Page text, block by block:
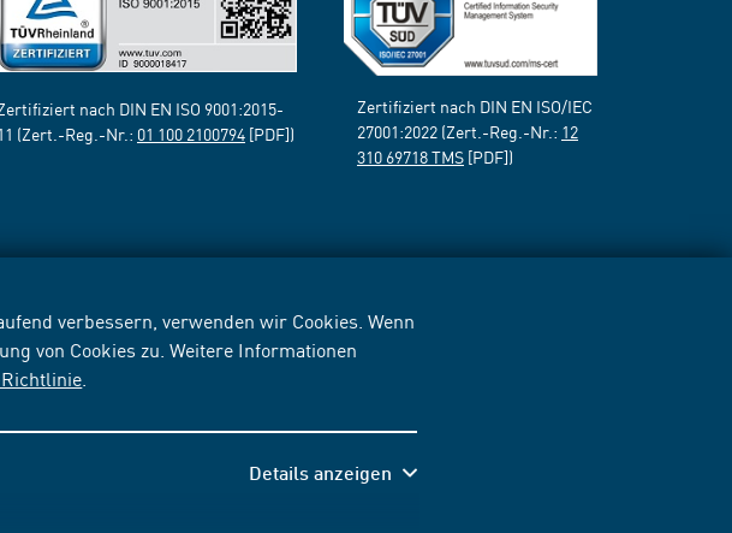
verbessern, verwenden wir Cookies. Wenn
von Cookies zu. Weitere Informationen
Details anzeigen
nach DIN EN ISO 9001:2015-
(Zert.-Reg.-Nr.: 01 100 2100794 [PDF])
Zertifiziert nach DIN EN ISO/IEC
27001:2022 (Zert.-Reg.-Nr.: 12
310 69718 TMS [PDF])